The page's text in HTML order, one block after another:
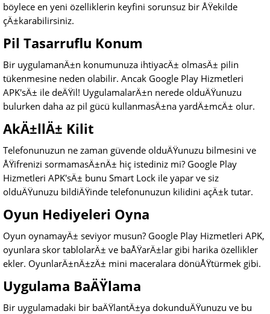
böylece en yeni özelliklerin keyfini sorunsuz bir ÅŸekilde
çÄ±karabilirsiniz.
Pil Tasarruflu Konum
Bir uygulamanÄ±n konumunuza ihtiyacÄ± olmasÄ± pilin
tükenmesine neden olabilir. Ancak Google Play Hizmetleri
APK'sÄ± ile deÄŸil! UygulamalarÄ±n nerede olduÄŸunuzu
bulurken daha az pil gücü kullanmasÄ±na yardÄ±mcÄ± olur.
AkÄ±llÄ± Kilit
Telefonunuzun ne zaman güvende olduÄŸunuzu bilmesini ve
ÅŸifrenizi sormamasÄ±nÄ± hiç istediniz mi? Google Play
Hizmetleri APK'sÄ± bunu Smart Lock ile yapar ve siz
olduÄŸunuzu bildiÄŸinde telefonunuzun kilidini açÄ±k tutar.
Oyun Hediyeleri Oyna
Oyun oynamayÄ± seviyor musun? Google Play Hizmetleri APK,
oyunlara skor tablolarÄ± ve baÅŸarÄ±lar gibi harika özellikler
ekler. OyunlarÄ±nÄ±zÄ± mini maceralara dönüÅŸtürmek gibi.
Uygulama BaÄŸlama
Bir uygulamadaki bir baÄŸlantÄ±ya dokunduÄŸunuzu ve bu